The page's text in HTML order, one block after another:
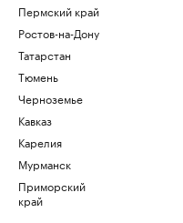
Пермский край
Ростов-на-Дону
Татарстан
Тюмень
Черноземье
Кавказ
Карелия
Мурманск
Приморский
край